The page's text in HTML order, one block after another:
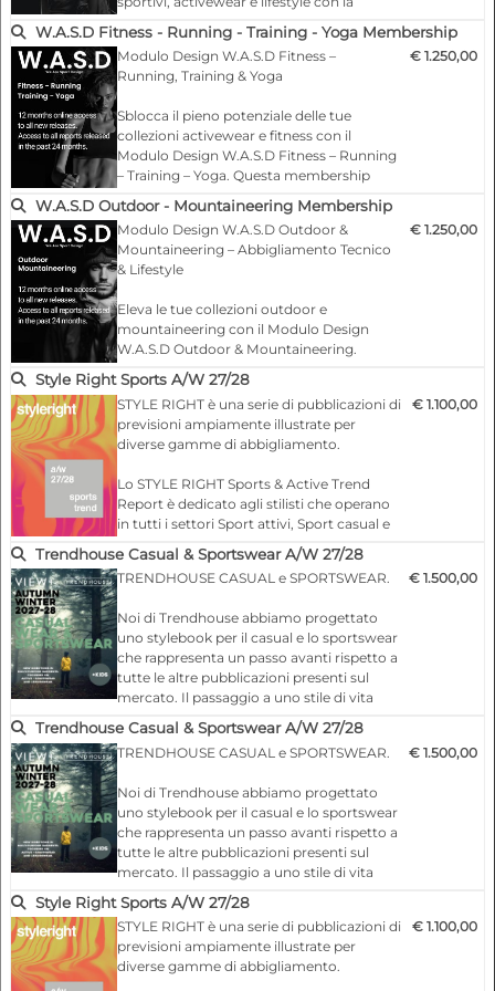
- Accesso al download delle immagini e dei dati cromatici
digitali per una rapida importazione in Adobe
Photoshop®, Adobe Illustrator® e Adobe InDesign®.
accesso digitale completo e 2 libri fisici
con Color Fabric Swatches, offrendo alla
tua squadra ispirazione digitale e tattile.…
W.A.S.D Fitness - Running - Training - Yoga Membership
Modulo Design W.A.S.D Fitness –
Running, Training & Yoga
Sblocca il pieno potenziale delle tue
collezioni activewear e fitness con il
Modulo Design W.A.S.D Fitness – Running
– Training – Yoga. Questa membership
online offre accesso esclusivo a 2 stagioni
di trend insights, specificamente curate
per i mercati Fitness, Running, Training e
Yoga.
…
€ 1.250,00
W.A.S.D Outdoor - Mountaineering Membership
Modulo Design W.A.S.D Outdoor &
Mountaineering – Abbigliamento Tecnico
& Lifestyle
Eleva le tue collezioni outdoor e
mountaineering con il Modulo Design
W.A.S.D Outdoor & Mountaineering.
Questa membership online offre accesso
esclusivo a 2 stagioni di trend insights,
specificamente curate per i mercati
outdoor, mountaineering e lifestyle
performance.…
€ 1.250,00
Style Right Sports A/W 27/28
STYLE RIGHT è una serie di pubblicazioni di
previsioni ampiamente illustrate per
diverse gamme di abbigliamento.
Lo STYLE RIGHT Sports & Active Trend
Report è dedicato agli stilisti che operano
in tutti i settori Sport attivi, Sport casual e
mercati della moda giovane di tendenza
con un appeal grafico e cromatico.
Troverete tutto il necessario per collezioni
moda: Colori, capi specifici per ogni fascia
d'età (camicie, T-shirt, …
€ 1.100,00
Trendhouse Casual & Sportswear A/W 27/28
TRENDHOUSE CASUAL e SPORTSWEAR.
Noi di Trendhouse abbiamo progettato
uno stylebook per il casual e lo sportswear
che rappresenta un passo avanti rispetto a
tutte le altre pubblicazioni presenti sul
mercato. Il passaggio a uno stile di vita
improntato al benessere, che richiede un
guardaroba più comodo e versatile, ha
accelerato la crescita di questi mercati. In
tradizionali come sport, casual, carriera,
formale, giorno e sera stanno scompare…
€ 1.500,00
Trendhouse Casual & Sportswear A/W 27/28
TRENDHOUSE CASUAL e SPORTSWEAR.
Noi di Trendhouse abbiamo progettato
uno stylebook per il casual e lo sportswear
che rappresenta un passo avanti rispetto a
tutte le altre pubblicazioni presenti sul
mercato. Il passaggio a uno stile di vita
improntato al benessere, che richiede un
guardaroba più comodo e versatile, ha
accelerato la crescita di questi mercati. In
effetti, le divisioni tra le categorie
tradizionali come sport, casual, carriera,
€ 1.500,00
Style Right Sports A/W 27/28
STYLE RIGHT è una serie di pubblicazioni di
previsioni ampiamente illustrate per
diverse gamme di abbigliamento.
€ 1.100,00